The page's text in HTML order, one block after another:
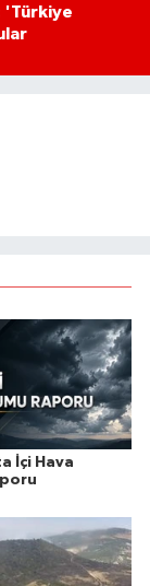
'Türkiye
İçi Hava